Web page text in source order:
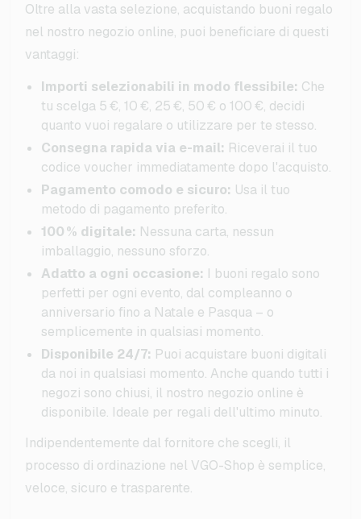
Oltre alla vasta selezione, acquistando buoni regalo
nel nostro negozio online, puoi beneficiare di questi
vantaggi:
Importi selezionabili in modo flessibile: Che
tu scelga 5 €, 10 €, 25 €, 50 € o 100 €, decidi
quanto vuoi regalare o utilizzare per te stesso.
Consegna rapida via e-mail: Riceverai il tuo
codice voucher immediatamente dopo l'acquisto.
Pagamento comodo e sicuro: Usa il tuo
metodo di pagamento preferito.
100 % digitale: Nessuna carta, nessun
imballaggio, nessuno sforzo.
Adatto a ogni occasione: I buoni regalo sono
perfetti per ogni evento, dal compleanno o
anniversario fino a Natale e Pasqua – o
semplicemente in qualsiasi momento.
Disponibile 24/7: Puoi acquistare buoni digitali
da noi in qualsiasi momento. Anche quando tutti i
negozi sono chiusi, il nostro negozio online è
disponibile. Ideale per regali dell'ultimo minuto.
Indipendentemente dal fornitore che scegli, il
processo di ordinazione nel VGO-Shop è semplice,
veloce, sicuro e trasparente.